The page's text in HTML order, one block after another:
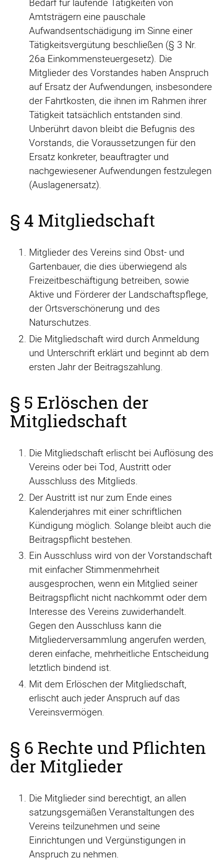
Amtsträgern eine pauschale
Aufwandsentschädigung im Sinne einer
Tätigkeitsvergütung beschließen (§ 3 Nr.
26a Einkommensteuergesetz). Die
Mitglieder des Vorstandes haben Anspruch
auf Ersatz der Aufwendungen, insbesondere
der Fahrtkosten, die ihnen im Rahmen ihrer
Tätigkeit tatsächlich entstanden sind.
Unberührt davon bleibt die Befugnis des
Vorstands, die Voraussetzungen für den
Ersatz konkreter, beauftragter und
nachgewiesener Aufwendungen festzulegen
(Auslagenersatz).
§ 4 Mitgliedschaft
Mitglieder des Vereins sind Obst- und
Gartenbauer, die dies überwiegend als
Freizeitbeschäftigung betreiben, sowie
Aktive und Förderer der Landschaftspflege,
der Ortsverschönerung und des
Naturschutzes.
Die Mitgliedschaft wird durch Anmeldung
und Unterschrift erklärt und beginnt ab dem
ersten Jahr der Beitragszahlung.
§ 5 Erlöschen der
Mitgliedschaft
Die Mitgliedschaft erlischt bei Auflösung des
Vereins oder bei Tod, Austritt oder
Ausschluss des Mitglieds.
Der Austritt ist nur zum Ende eines
Kalenderjahres mit einer schriftlichen
Kündigung möglich. Solange bleibt auch die
Beitragspflicht bestehen.
Ein Ausschluss wird von der Vorstandschaft
mit einfacher Stimmenmehrheit
ausgesprochen, wenn ein Mitglied seiner
Beitragspflicht nicht nachkommt oder dem
Interesse des Vereins zuwiderhandelt.
Gegen den Ausschluss kann die
Mitgliederversammlung angerufen werden,
deren einfache, mehrheitliche Entscheidung
letztlich bindend ist.
Mit dem Erlöschen der Mitgliedschaft,
erlischt auch jeder Anspruch auf das
Vereinsvermögen.
§ 6 Rechte und Pflichten
der Mitglieder
Die Mitglieder sind berechtigt, an allen
satzungsgemäßen Veranstaltungen des
Vereins teilzunehmen und seine
Einrichtungen und Vergünstigungen in
Anspruch zu nehmen.